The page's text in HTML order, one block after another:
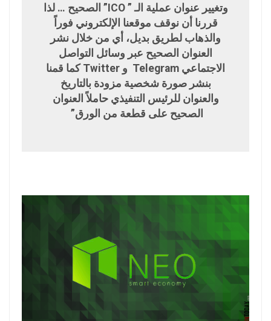
وتغيير عنوان عملية الـ ” ICO” الصحيح … لذا
قررنا أن نوقف موقعنا الإلكتروني فوراً
والذهاب لطريق بديل، أي من خلال نشر
العنوان الصحيح عبر وسائل التواصل
الاجتماعي Telegram و Twitter كما قمنا
بنشر صورة شخصية مزودة بالتاريخ
والعنوان للرئيس التنفيذي حاملاً العنوان
الصحيح على قطعة من الورق”